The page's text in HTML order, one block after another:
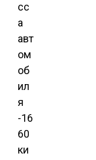
сс
а
авт
ом
об
ил
я
-16
60
ки